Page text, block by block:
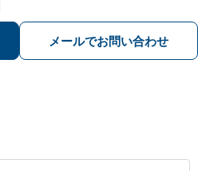
メールでお問い合わせ